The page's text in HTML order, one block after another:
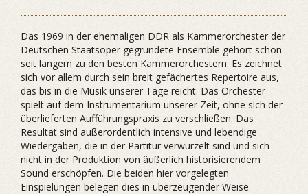
Das 1969 in der ehemaligen DDR als Kammerorchester der
Deutschen Staatsoper gegründete Ensemble gehört schon
seit langem zu den besten Kammerorchestern. Es zeichnet
sich vor allem durch sein breit gefächertes Repertoire aus,
das bis in die Musik unserer Tage reicht. Das Orchester
spielt auf dem Instrumentarium unserer Zeit, ohne sich der
überlieferten Aufführungspraxis zu verschließen. Das
Resultat sind außerordentlich intensive und lebendige
Wiedergaben, die in der Partitur verwurzelt sind und sich
nicht in der Produktion von äußerlich historisierendem
Sound erschöpfen. Die beiden hier vorgelegten
Einspielungen belegen dies in überzeugender Weise.